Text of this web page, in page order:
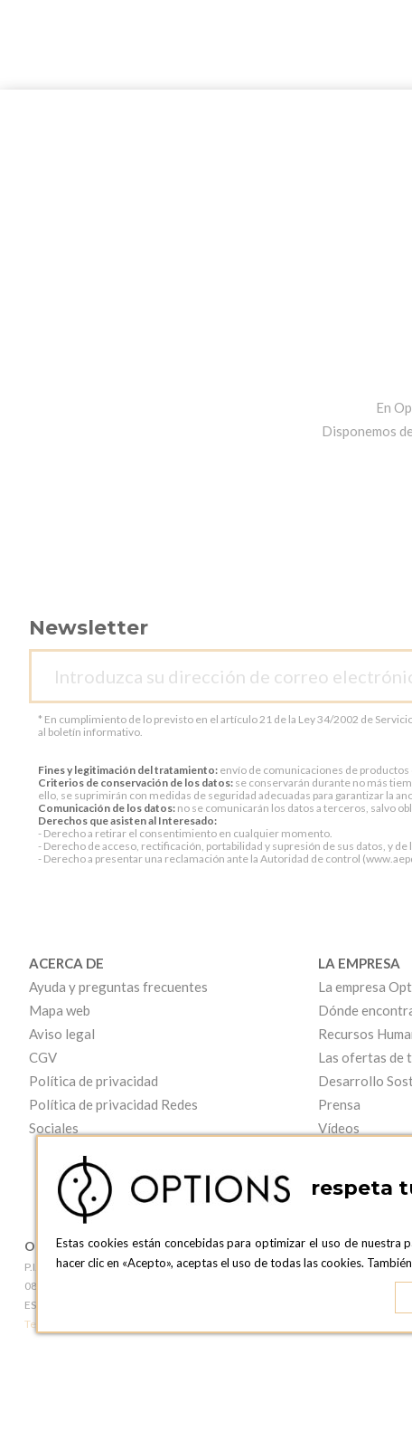
En
Disponemos
Newsletter
* En cumplimiento de lo previsto en el artículo 21 de la Ley 34/2002 de
al boletín informativo.
Fines y legitimación del tratamiento: envío de comunicaciones de productos
Criterios de conservación de los datos: se conservarán durante no más
ello, se suprimirán con medidas de seguridad adecuadas para garantizar la
Comunicación de los datos: no se comunicarán los datos a terceros, salvo
Derechos que asisten al Interesado:
- Derecho a retirar el consentimiento en cualquier momento.
- Derecho de acceso, rectificación, portabilidad y supresión de sus datos, y
- Derecho a presentar una reclamación ante la Autoridad de control
ACERCA DE
Ayuda y preguntas frecuentes
Mapa web
Aviso legal
CGV
Política de privacidad
Política de privacidad Redes
Sociales
LA EMPRESA
La empresa
Dónde
Recursos
Las ofertas de
Desarrollo
Prensa
Vídeos
OPTIONS BARCELONA
P.I. Can Bernades-Subirà, C/ Ripollès, 12
08130 Santa Perpetua de Moguda, Barcelona
ESPAñA
Teléfono:
OPTIONS
c/ Laforja, 102
08021
respeta
Estas cookies están concebidas para optimizar el uso de nuestra
hacer clic en «Acepto», aceptas el uso de todas las cookies.